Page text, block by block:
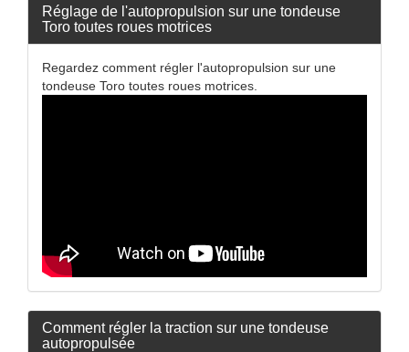
Réglage de l'autopropulsion sur une tondeuse
Toro toutes roues motrices
Regardez comment régler l'autopropulsion sur une
tondeuse Toro toutes roues motrices.
Comment régler la traction sur une tondeuse
autopropulsée